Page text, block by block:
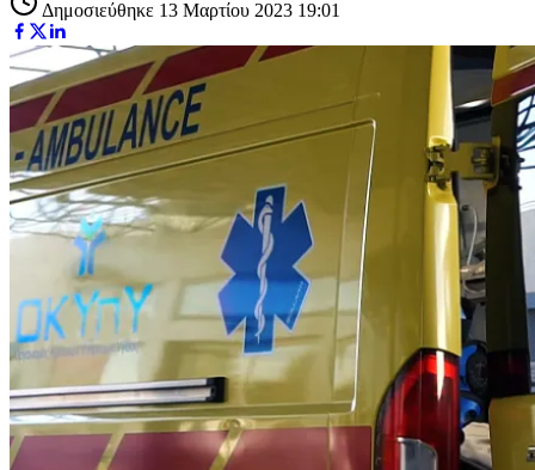
Δημοσιεύθηκε 13 Μαρτίου 2023 19:01